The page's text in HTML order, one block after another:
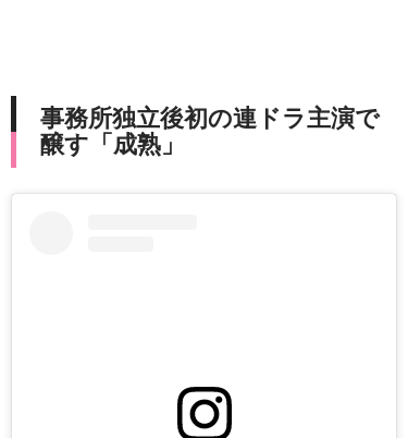
事務所独立後初の連ドラ主演で
醸す「成熟」